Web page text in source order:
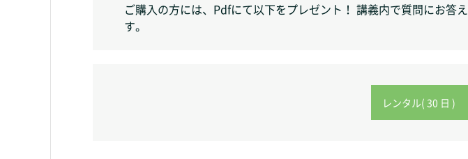
ご購入の方には、Pdfにて以下をプレゼント！ 講義内で質問にお答
す。
レンタル( 30 日 )